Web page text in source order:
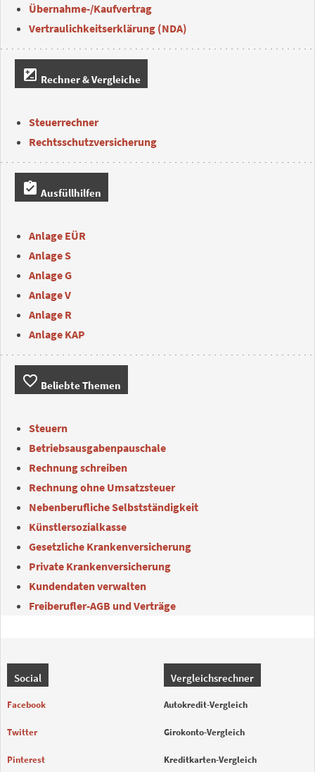
Übernahme-/Kaufvertrag
Vertraulichkeitserklärung (NDA)
iso Rechner & Vergleiche
Steuerrechner
Rechtsschutzversicherung
assignment_turned_in Ausfüllhilfen
Anlage EÜR
Anlage S
Anlage G
Anlage V
Anlage R
Anlage KAP
favorite_border Beliebte Themen
Steuern
Betriebsausgabenpauschale
Rechnung schreiben
Rechnung ohne Umsatzsteuer
Nebenberufliche Selbstständigkeit
Künstlersozialkasse
Gesetzliche Krankenversicherung
Private Krankenversicherung
Kundendaten verwalten
Freiberufler-AGB und Verträge
Social
Facebook
Twitter
Pinterest
Vergleichsrechner
Autokredit-Vergleich
Girokonto-Vergleich
Kreditkarten-Vergleich